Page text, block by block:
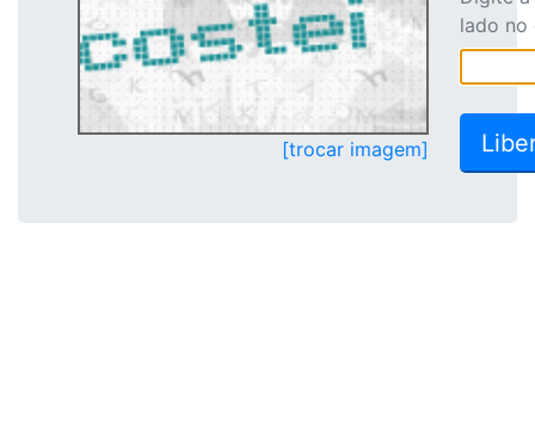
[trocar imagem]
lado no